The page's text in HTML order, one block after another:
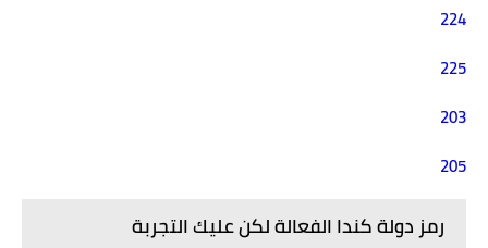
224
225
203
205
رمز دولة كندا الفعالة لكن عليك التجربة